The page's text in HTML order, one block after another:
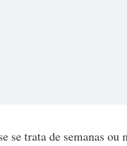
se trata de semanas